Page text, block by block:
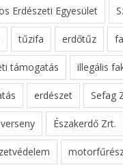
Erdészeti Egyesület
tűzifa erdőtűz
támogatás illegális
erdészet Sefag
Északerdő Zrt.